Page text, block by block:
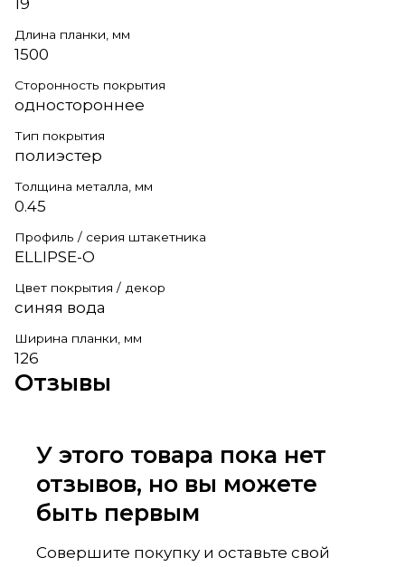
Длина планки, мм
1500
Сторонность покрытия
одностороннее
Тип покрытия
полиэстер
Толщина металла, мм
0.45
Профиль / серия штакетника
ELLIPSE-O
Цвет покрытия / декор
синяя вода
Ширина планки, мм
126
Отзывы
У этого товара пока нет
отзывов, но вы можете
быть первым
Совершите покупку и оставьте свой